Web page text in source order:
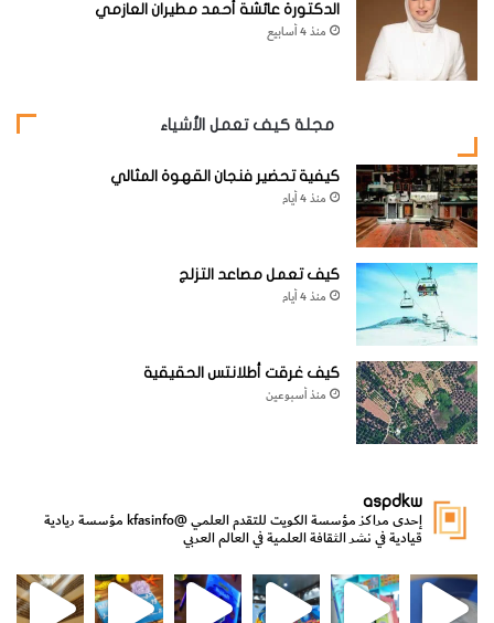
الدكتورة عائشة أحمد مطيران العازمي
منذ 4 أسابيع
مجلة كيف تعمل الأشياء
كيفية تحضير فنجان القهوة المثالي
منذ 4 أيام
كيف تعمل مصاعد التزلج
منذ 4 أيام
كيف غرقت أطلانتس الحقيقية
منذ أسبوعين
aspdkw
إحدى مراكز مؤسسة الكويت للتقدم العلمي@kfasinfo مؤسسة ريادية
قيادية في نشر الثقافة العلمية في العالم العربي
لشؤون الش
من الأعماق نكتشف ومن الكتب نتعلّم
⁨ ⁨ نتشرف بدعوتكم لزيارة جناح التقدم العلمي للنشر ⁨ رجعنا! ما كنّا بعيد! مجهزين لكم كل جديد!⁩